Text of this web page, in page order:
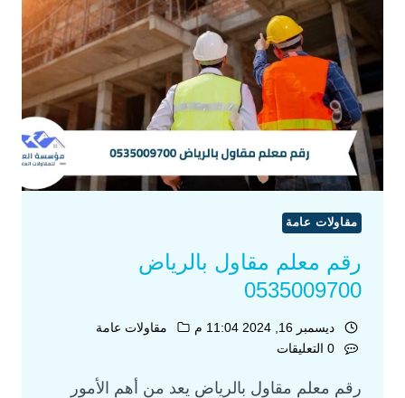
مقاولات عامة
رقم معلم مقاول بالرياض
0535009700
ديسمبر 16, 2024 11:04 م
مقاولات عامة
0 التعليقات
رقم معلم مقاول بالرياض يعد من أهم الأمور